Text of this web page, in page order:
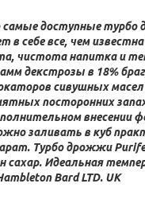
доступные
себе все, чем
чистота напитка и
декстрозы в 18%
сивушных
посторонних
заливать в куб
Турбо дрожжи
Идеальная
Bard LTD. UK